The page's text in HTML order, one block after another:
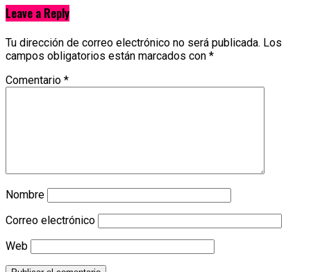
Leave a Reply
Tu dirección de correo electrónico no será publicada. Los
campos obligatorios están marcados con *
Comentario *
Nombre
Correo electrónico
Web